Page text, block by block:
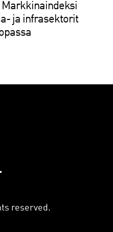
Markkinaindeksi
ja infrasektorit
reserved.